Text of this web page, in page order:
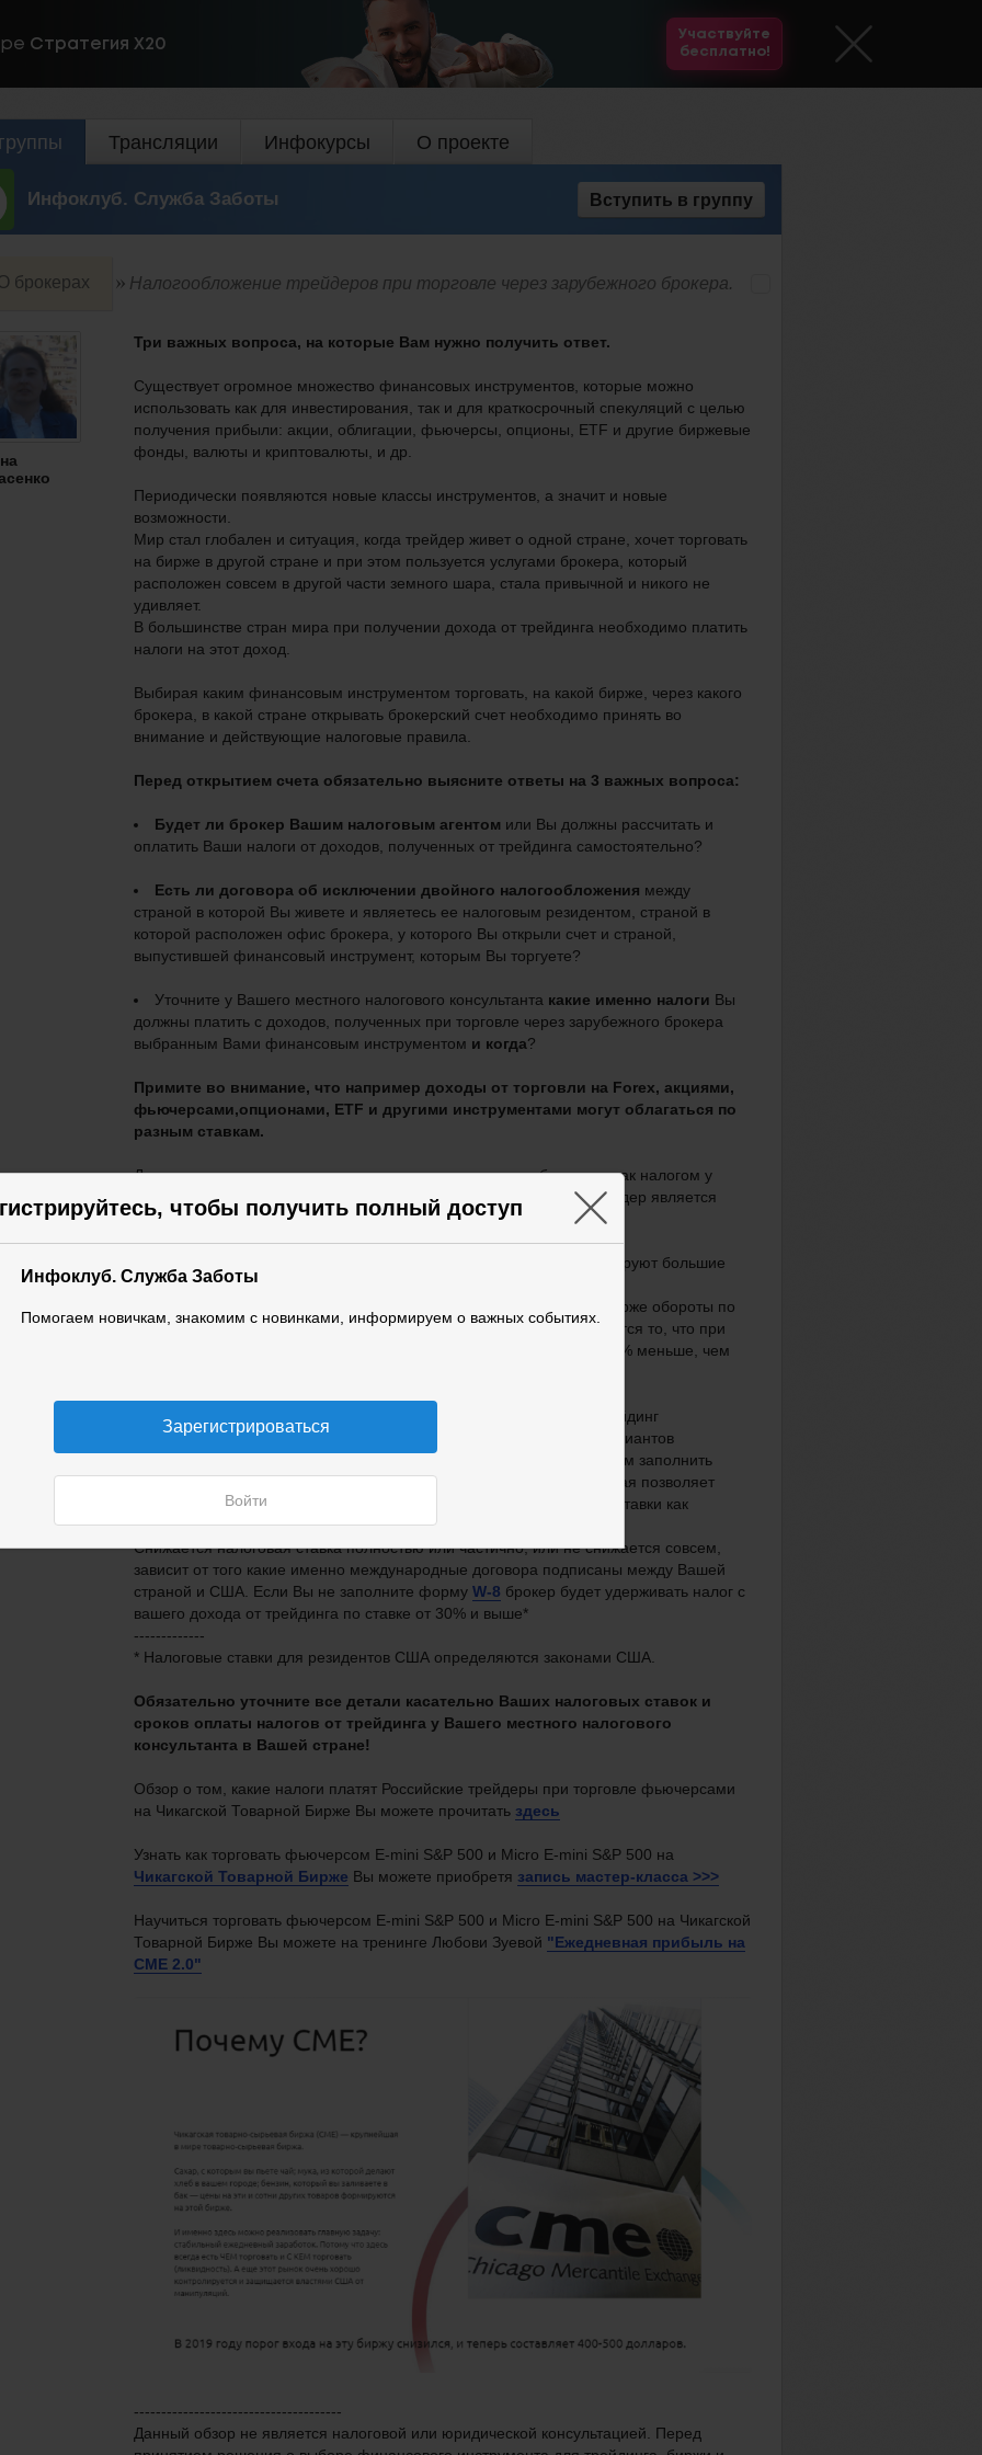
чтобы получить полный доступ
Инфоклуб. Служба Заботы
Помогаем новичкам, знакомим с новинками, информируем о важных событиях.
Зарегистрироваться
Войти
×
Стратегия Х20
Участвуйте
бесплатно!
Трансляции Инфокурсы О проекте
Инфоклуб. Служба Заботы Вступить в группу
брокерах Налогообложение трейдеров при торговле через зарубежного брокера.
Три важных вопроса, на которые Вам нужно получить ответ.
Существует огромное множество финансовых инструментов, которые можно
использовать как для инвестирования, так и для краткосрочный спекуляций с целью
получения прибыли: акции, облигации, фьючерсы, опционы, ETF и другие биржевые
фонды, валюты и криптовалюты, и др.
Периодически появляются новые классы инструментов, а значит и новые
возможности.
Мир стал глобален и ситуация, когда трейдер живет о одной стране, хочет торговать
на бирже в другой стране и при этом пользуется услугами брокера, который
расположен совсем в другой части земного шара, стала привычной и никого не
удивляет.
В большинстве стран мира при получении дохода от трейдинга необходимо платить
налоги на этот доход.
Выбирая каким финансовым инструментом торговать, на какой бирже, через какого
брокера, в какой стране открывать брокерский счет необходимо принять во
внимание и действующие налоговые правила.
Перед открытием счета обязательно выясните ответы на 3 важных вопроса:
Будет ли брокер Вашим налоговым агентом или Вы должны рассчитать и
оплатить Ваши налоги от доходов, полученных от трейдинга самостоятельно?
Есть ли договора об исключении двойного налогообложения между
страной в которой Вы живете и являетесь ее налоговым резидентом, страной в
которой расположен офис брокера, у которого Вы открыли счет и страной,
выпустившей финансовый инструмент, которым Вы торгуете?
Уточните у Вашего местного налогового консультанта какие именно налоги Вы
должны платить с доходов, полученных при торговле через зарубежного брокера
выбранным Вами финансовым инструментом и когда?
Примите во внимание, что например доходы от торговли на Forex, акциями,
фьючерсами,опционами, ETF и другими инструментами могут облагаться по
разным ставкам.
Доходы по дивидендам на акции одновременно могут облагаться как налогом у
источника (в стране эмитента акции), так и в стране в которой трейдер является
налоговым резидентом.
стимулируют большие
обороты поодним видам торговли и
Яркий пример: одной из причин, почему на Чикагской Товарной Бирже обороты по
торгам фьючерсами выше, чем при торговле ETF и акциями является то, что при
торговле фьючерсами налоги, которые платят трейдеры США на 5% меньше, чем
Если Вы получаете финансовый доход от источников в США, а трейдинг
американскими акциями, фьючерсами и пр. является одним из вариантов
получения таких доходов проверьте, что Ваш брокер предложил Вам заполнить
специальную формуW-8для налоговых нерезидентов США, которая позволяет
подтвердить Ваше
право на использование сниженной налоговой ставки как
иностранцу.
Снижается налоговая ставка полностью или частично, или не снижается совсем,
зависит от того какие именно международные договора подписаны между Вашей
страной и США. Если Вы не заполните форму W-8 брокер будет удерживать налог с
вашего дохода от трейдинга по ставке от 30% и выше*
-------------
* Налоговые ставки для резидентов США определяются законами США.
Обязательно уточните все детали касательно Ваших налоговых ставок и
сроков оплаты налогов от трейдинга у Вашего местного налогового
консультанта в Вашей стране!
Обзор о том, какие налоги платят Российские трейдеры при торговле фьючерсами
на Чикагской Товарной Бирже Вы можете прочитать здесь
Узнать как торговать фьючерсом E-mini S&P 500 и Micro E-mini S&P 500 на
Чикагской Товарной Бирже Вы можете приобретя запись мастер-класса >>>
Научиться торговать фьючерсом E-mini S&P 500 и Micro E-mini S&P 500 на Чикагской
Товарной Бирже Вы можете на тренинге Любови Зуевой "Ежедневная прибыль на
СМЕ 2.0"
--------------------------------------
Данный обзор не является налоговой или юридической консультацией. Перед